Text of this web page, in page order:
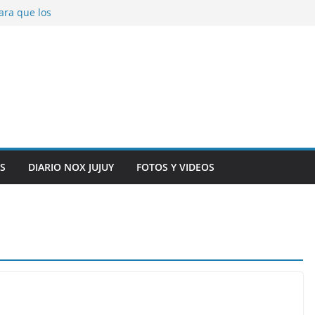
que los
la salud de
y alarma en el
DIARIO NOX JUJUY FOTOS Y VIDEOS